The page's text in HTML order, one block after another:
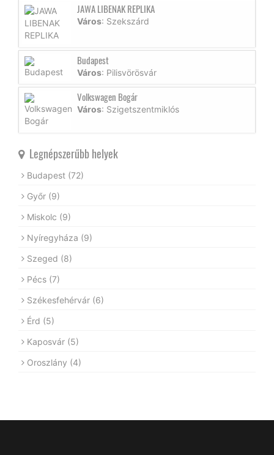
JAWA LIBENAK REPLIKA
Város: Szekszárd
Budapest
Város: Pilisvörösvár
Volkswagen Bogár
Város: Szigetszentmiklós
Legnépszerűbb helyek
Budapest (72)
Győr (9)
Miskolc (9)
Nyíregyháza (9)
Szeged (8)
Pécs (7)
Székesfehérvár (6)
Érd (5)
Kaposvár (5)
Oroszlány (4)